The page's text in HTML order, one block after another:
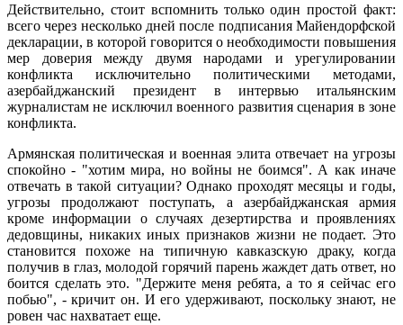
Действительно, стоит вспомнить только один простой факт:
всего через несколько дней после подписания Майендорфской
декларации, в которой говорится о необходимости повышения
мер доверия между двумя народами и урегулировании
конфликта исключительно политическими методами,
азербайджанский президент в интервью итальянским
журналистам не исключил военного развития сценария в зоне
конфликта.
Армянская политическая и военная элита отвечает на угрозы
спокойно - "хотим мира, но войны не боимся". А как иначе
отвечать в такой ситуации? Однако проходят месяцы и годы,
угрозы продолжают поступать, а азербайджанская армия
кроме информации о случаях дезертирства и проявлениях
дедовщины, никаких иных признаков жизни не подает. Это
становится похоже на типичную кавказскую драку, когда
получив в глаз, молодой горячий парень жаждет дать ответ, но
боится сделать это. "Держите меня ребята, а то я сейчас его
побью", - кричит он. И его удерживают, поскольку знают, не
ровен час нахватает еще.